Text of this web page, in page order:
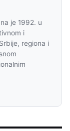
je 1992. u
i
regiona i